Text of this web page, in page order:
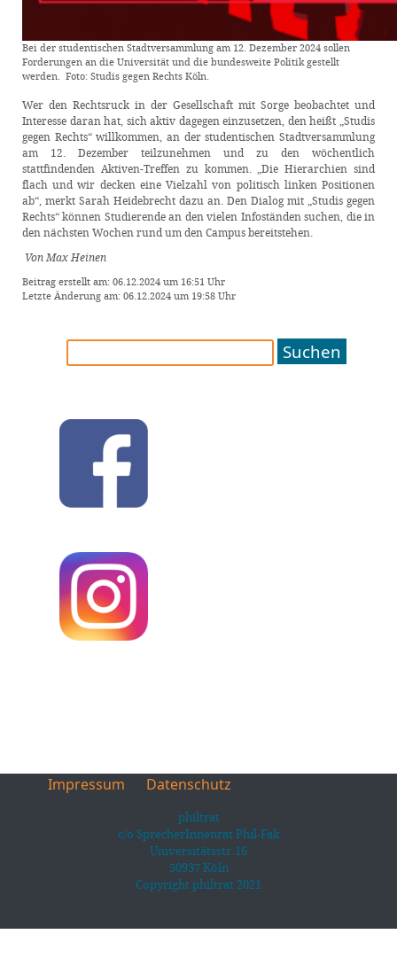
Bei der studentischen Stadtversammlung am 12. Dezember 2024 sollen
Forderungen an die Universität und die bundesweite Politik gestellt
werden. Foto: Studis gegen Rechts Köln.
Wer den Rechtsruck in der Gesellschaft mit Sorge beobachtet und
Interesse daran hat, sich aktiv dagegen einzusetzen, den heißt „Studis
gegen Rechts“ willkommen, an der studentischen Stadtversammlung
am 12. Dezember teilzunehmen und zu den wöchentlich
stattfindenden Aktiven-Treffen zu kommen. „Die Hierarchien sind
flach und wir decken eine Vielzahl von politisch linken Positionen
ab“, merkt Sarah Heidebrecht dazu an. Den Dialog mit „Studis gegen
Rechts“ können Studierende an den vielen Infoständen suchen, die in
den nächsten Wochen rund um den Campus bereitstehen.
Von Max Heinen
Beitrag erstellt am: 06.12.2024 um 16:51 Uhr
Letzte Änderung am: 06.12.2024 um 19:58 Uhr
Impressum Datenschutz
philtrat
c/o SprecherInnenrat Phil-Fak
Universitätsstr.16
50937 Köln
Copyright philtrat 2021